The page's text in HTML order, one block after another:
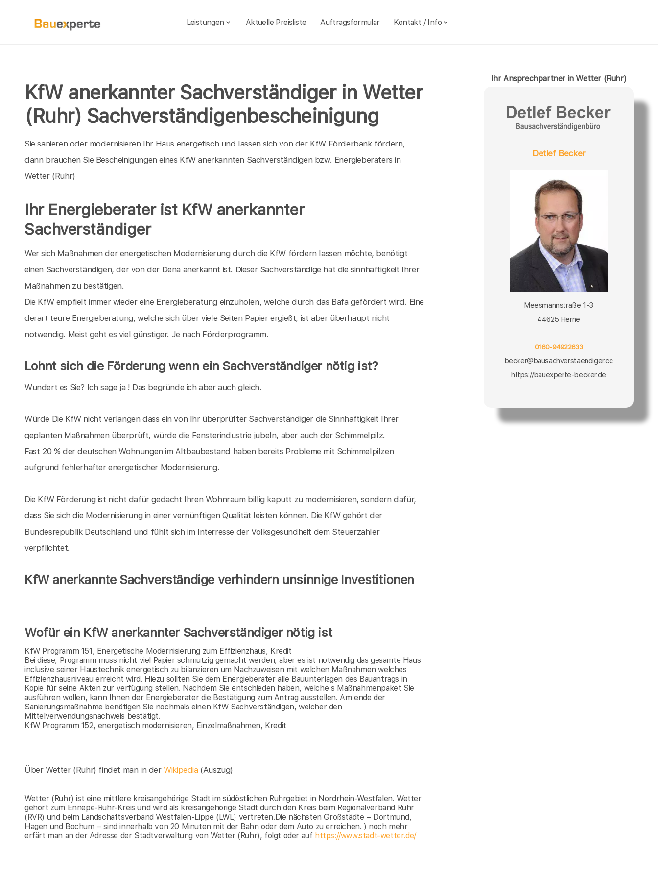
Leistungen Aktuelle Preisliste Auftragsformular Kontakt / Info
KfW anerkannter Sachverständiger in Wetter
(Ruhr) Sachverständigenbescheinigung
Sie sanieren oder modernisieren Ihr Haus energetisch und lassen sich von der KfW Förderbank fördern,
dann brauchen Sie Bescheinigungen eines KfW anerkannten Sachverständigen bzw. Energieberaters in
Wetter (Ruhr)
Ihr Energieberater ist KfW anerkannter
Sachverständiger
Wer sich Maßnahmen der energetischen Modernisierung durch die KfW fördern lassen möchte, benötigt
einen Sachverständigen, der von der Dena anerkannt ist. Dieser Sachverständige hat die sinnhaftigkeit Ihrer
Maßnahmen zu bestätigen.
Die KfW empfielt immer wieder eine Energieberatung einzuholen, welche durch das Bafa gefördert wird. Eine
derart teure Energieberatung, welche sich über viele Seiten Papier ergießt, ist aber überhaupt nicht
notwendig. Meist geht es viel günstiger. Je nach Förderprogramm.
Lohnt sich die Förderung wenn ein Sachverständiger nötig ist?
Wundert es Sie? Ich sage ja ! Das begründe ich aber auch gleich.
Würde Die KfW nicht verlangen dass ein von Ihr überprüfter Sachverständiger die Sinnhaftigkeit Ihrer
geplanten Maßnahmen überprüft, würde die Fensterindustrie jubeln, aber auch der Schimmelpilz.
Fast 20 % der deutschen Wohnungen im Altbaubestand haben bereits Probleme mit Schimmelpilzen
aufgrund fehlerhafter energetischer Modernisierung.
Die KfW Förderung ist nicht dafür gedacht Ihren Wohnraum billig kaputt zu modernisieren, sondern dafür,
dass Sie sich die Modernisierung in einer vernünftigen Qualität leisten können. Die KfW gehört der
Bundesrepublik Deutschland und fühlt sich im Interresse der Volksgesundheit dem Steuerzahler
verpflichtet.
KfW anerkannte Sachverständige verhindern unsinnige Investitionen
Wofür ein KfW anerkannter Sachverständiger nötig ist
KfW Programm 151, Energetische Modernisierung zum Effizienzhaus, Kredit
Bei diese, Programm muss nicht viel Papier schmutzig gemacht werden, aber es ist notwendig das gesamte Haus
inclusive seiner Haustechnik energetisch zu bilanzieren um Nachzuweisen mit welchen Maßnahmen welches
Effizienzhausniveau erreicht wird. Hiezu sollten Sie dem Energieberater alle Bauunterlagen des Bauantrags in
Kopie für seine Akten zur verfügung stellen. Nachdem Sie entschieden haben, welche s Maßnahmenpaket Sie
ausführen wollen, kann Ihnen der Energieberater die Bestätigung zum Antrag ausstellen. Am ende der
Sanierungsmaßnahme benötigen Sie nochmals einen KfW Sachverständigen, welcher den
Mittelverwendungsnachweis bestätigt.
KfW Programm 152, energetisch modernisieren, Einzelmaßnahmen, Kredit
Über Wetter (Ruhr) findet man in derWikipedia (Auszug)
Wetter (Ruhr) ist eine mittlere kreisangehörige Stadt im südöstlichen Ruhrgebiet in Nordrhein-Westfalen. Wetter
gehört zum Ennepe-Ruhr-Kreis und wird als kreisangehörige Stadt durch den Kreis beim Regionalverband Ruhr
(RVR) und beim Landschaftsverband Westfalen-Lippe (LWL) vertreten.Die nächsten Großstädte − Dortmund,
Hagen und Bochum − sind innerhalb von 20 Minuten mit der Bahn oder dem Auto zu erreichen. ) noch mehr
erfärt man an der Adresse der Stadtverwaltung von Wetter (Ruhr), folgt oder auf https://www.stadt-wetter.de/
Ihr Ansprechpartner in Wetter (Ruhr)
Detlef Becker
Meesmannstraße 1-3
44625 Herne
0160-94922633
becker@bausachverstaendiger.cc
https://bauexperte-becker.de